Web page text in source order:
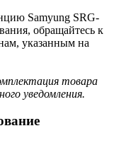
Samyung SRG-
обращайтесь к
указанным на
товара
уведомления.